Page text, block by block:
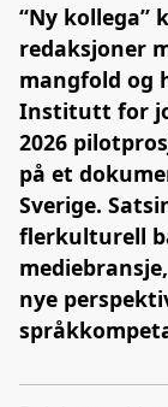
“Ny kollega”
redaksjoner
mangfold og
Institutt for
2026
på et
Sverige.
flerkulturell
nye